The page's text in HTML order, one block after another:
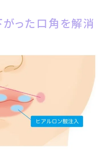
がった口角を解消